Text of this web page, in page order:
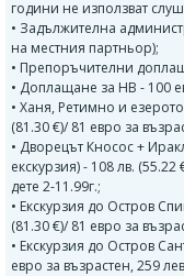
години не използват
• Задължителна
на местния партньор);
• Препоръчителни
• Доплащане за HB - 100
• Ханя, Ретимно и
(81.30 €)/ 81 евро за
• Дворецът Кносос +
екскурзия) - 108 лв.
дете 2-11.99г.;
• Екскурзия до Остров
(81.30 €)/ 81 евро за
• Екскурзия до Остров
евро за възрастен, 259